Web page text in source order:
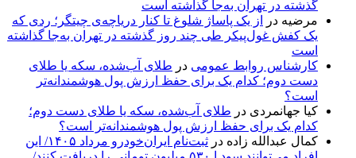
گذشته در تهران به‌جا گذاشته است
مرضیه در
از یک پاساژ شلوغ تا کنار دریاچه‌ی چیتگر؛ ردی که
یک کفش غول‌پیکر طی چند روز گذشته در تهران به‌جا گذاشته
است
کارشناس روابط عمومی در طلای آب‌شده، سکه یا طلای
دست دوم؛ کدام یک برای حفظ ارزش پول هوشمندانه‌تر
است؟
کیا جهانمردی در طلای آب‌شده، سکه یا طلای دست دوم؛
کدام یک برای حفظ ارزش پول هوشمندانه‌تر است؟
کمال عبدالله زاده در
ثبت‌نام ایران‌خودرو مرداد ۱۴۰۵/ این